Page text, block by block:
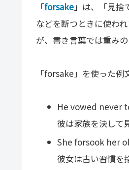
「forsake」は、「見捨
などを断つときに使わ
が、書き言葉では重み
「forsake」を使った例
He vowed never
彼は家族を決して
She forsook her
彼女は古い習慣を